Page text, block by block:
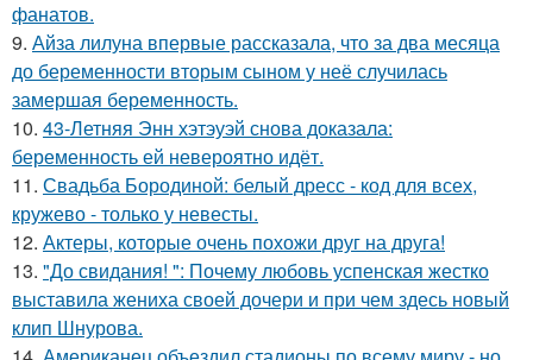
фанатов.
9. Айза лилуна впервые рассказала, что за два месяца
до беременности вторым сыном у неё случилась
замершая беременность.
10. 43-Летняя Энн хэтэуэй снова доказала:
беременность ей невероятно идёт.
11. Свадьба Бородиной: белый дресс - код для всех,
кружево - только у невесты.
12. Актеры, которые очень похожи друг на друга!
13. "До свидания! ": Почему любовь успенская жестко
выставила жениха своей дочери и при чем здесь новый
клип Шнурова.